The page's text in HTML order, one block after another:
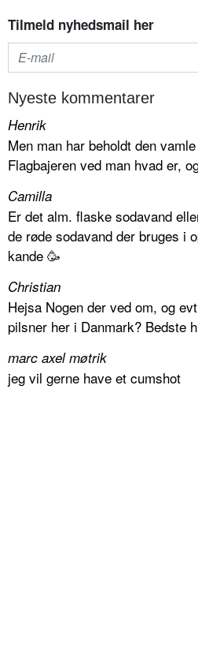
Tilmeld nyhedsmail her
Nyeste kommentarer
Henrik
Men man har beholdt den
Flagbajeren ved man hvad er,
Camilla
Er det alm. flaske sodavand
de røde sodavand der bruges i
kande 🥳
Christian
Hejsa Nogen der ved om, og
pilsner her i Danmark? Bedste
marc axel møtrik
jeg vil gerne have et cumshot